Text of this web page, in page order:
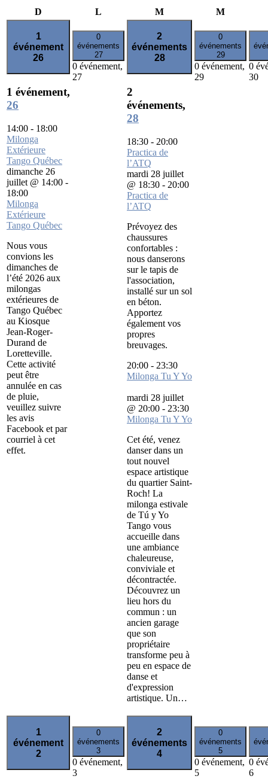
D L Mmardi Mmercredi
1
événement
26
1 événement,
26
14:00 - 18:00
Milonga
Extérieure
Tango Québec
dimanche 26
juillet @ 14:00 -
18:00
Milonga
Extérieure
Tango Québec
Nous vous
convions les
dimanches de
l’été 2026 aux
milongas
extérieures de
Tango Québec
au Kiosque
Jean-Roger-
Durand de
Loretteville.
Cette activité
peut être
annulée en cas
de pluie,
veuillez suivre
les avis
Facebook et par
courriel à cet
effet.
0
événements
27
0 événement,
27
2
événements
28
2
événements,
28
18:30 - 20:00
Practica de
l’ATQ
mardi 28 juillet
@ 18:30 - 20:00
Practica de
l’ATQ
Prévoyez des
chaussures
confortables :
nous danserons
sur le tapis de
l'association,
installé sur un sol
en béton.
Apportez
également vos
propres
breuvages.
20:00 - 23:30
Milonga Tu Y Yo
mardi 28 juillet
@ 20:00 - 23:30
Milonga Tu Y Yo
Cet été, venez
danser dans un
tout nouvel
espace artistique
du quartier Saint-
Roch! La
milonga estivale
de Tú y Yo
Tango vous
accueille dans
une ambiance
chaleureuse,
conviviale et
décontractée.
Découvrez un
lieu hors du
commun : un
ancien garage
que son
propriétaire
transforme peu à
peu en espace de
danse et
d'expression
artistique. Un…
0
événements
29
0 événement,
29
0
30
1
événement
2
0
événements
3
0 événement,
3
2
événements
4
0
événements
5
0 événement,
5
0
6